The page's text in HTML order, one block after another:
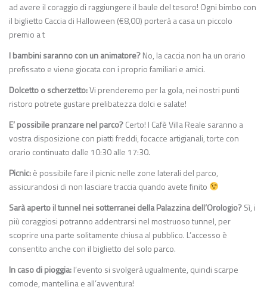
ad avere il coraggio di raggiungere il baule del tesoro! Ogni bimbo con
il biglietto Caccia di Halloween (€8,00) porterà a casa un piccolo
premio a t
I bambini saranno con un animatore?No, la caccia non ha un orario
prefissato e viene giocata con i proprio familiari e amici.
Dolcetto o scherzetto:Vi prenderemo per la gola, nei nostri punti
ristoro potrete gustare prelibatezza dolci e salate!
E’ possibile pranzare nel parco?Certo! I Cafè Villa Reale saranno a
vostra disposizione con piatti freddi, focacce artigianali, torte con
orario continuato dalle 10:30 alle 17:30.
Picnic:è possibile fare il picnic nelle zone laterali del parco,
assicurandosi di non lasciare traccia quando avete finito
Sarà aperto il tunnel nei sotterranei della Palazzina dell’Orologio?Sì, i
più coraggiosi potranno addentrarsi nel mostruoso tunnel, per
scoprire una parte solitamente chiusa al pubblico. L’accesso è
consentito anche con il biglietto del solo parco.
In caso di pioggia:l’evento si svolgerà ugualmente, quindi scarpe
comode, mantellina e all’avventura!